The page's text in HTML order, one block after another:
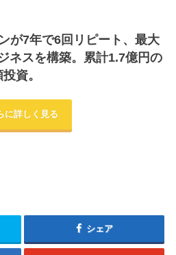
が7年で6回リピート、最大
ネスを構築。累計1.7億円の
資。
に詳しく見る
シェア